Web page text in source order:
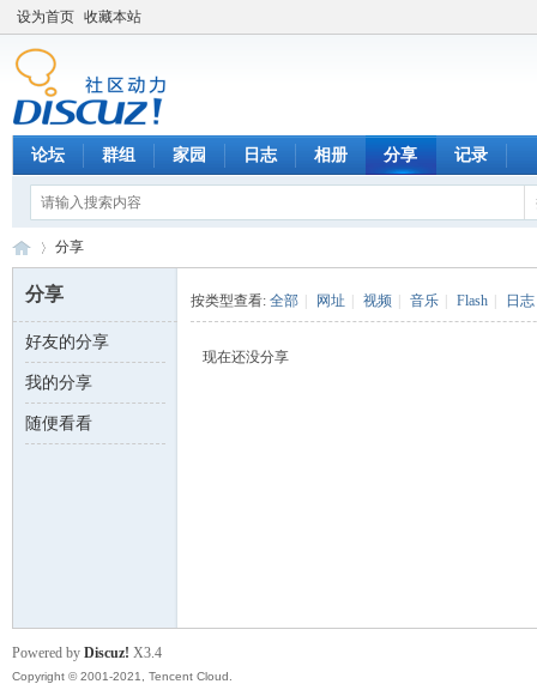
设为首页 收藏本站
论坛 群组 家园 日志 相册 分享 记录
数 ›
分享
分享
好友的分享
我的分享
随便看看
按类型查看: 全部 网址 视频 音乐 Flash 日志
现在还没分享
Powered by Discuz! X3.4
Copyright © 2001-2021, Tencent Cloud.